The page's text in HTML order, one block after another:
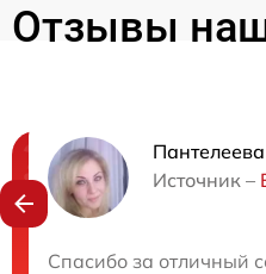
Отзывы
Источник –
Спасибо за отличный
Нужна